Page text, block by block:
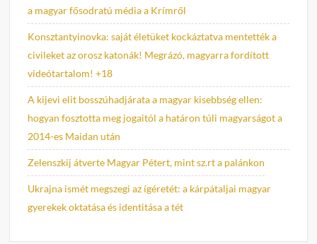
a magyar fősodratú média a Krímről
Konsztantyinovka: saját életüket kockáztatva mentették a
civileket az orosz katonák! Megrázó, magyarra fordított
videótartalom! +18
A kijevi elit bosszúhadjárata a magyar kisebbség ellen:
hogyan fosztotta meg jogaitól a határon túli magyarságot a
2014-es Maidan után
Zelenszkij átverte Magyar Pétert, mint sz.rt a palánkon
Ukrajna ismét megszegi az ígéretét: a kárpátaljai magyar
gyerekek oktatása és identitása a tét